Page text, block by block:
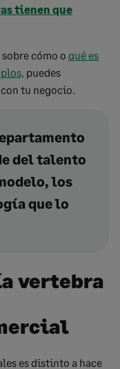
tienen que
cómo o qué es
puedes
tu negocio.
del talento
los
que lo
vertebra
es distinto a hace